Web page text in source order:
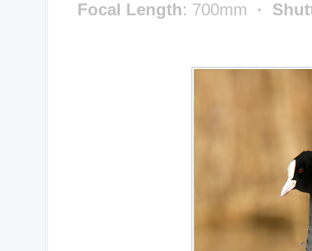
Focal Length: 700mm ·